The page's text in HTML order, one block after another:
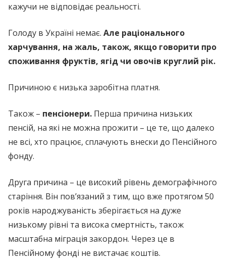
кажучи не відповідає реальності.
Голоду в Україні немає. Але раціонального
харчування, на жаль, також, якщо говорити про
споживання фруктів, ягід чи овочів круглий рік.
Причиною є низька заробітна платня.
Також – пенсіонери. Перша причина низьких
пенсій, на які не можна прожити – це те, що далеко
не всі, хто працює, сплачують внески до Пенсійного
фонду.
Друга причина – це високий рівень демографічного
старіння. Він пов’язаний з тим, що вже протягом 50
років народжуваність зберігається на дуже
низькому рівні та висока смертність, також
масштабна міграція закордон. Через це в
Пенсійному фонді не вистачає коштів.